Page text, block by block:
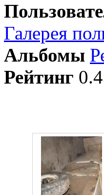
Галерея
Альбомы
Рейтинг